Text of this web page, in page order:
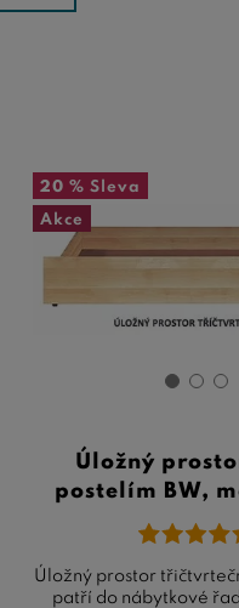
20 % Sleva
Akce
Úložný
postelím BW,
Úložný prostor
patří do nábytkové